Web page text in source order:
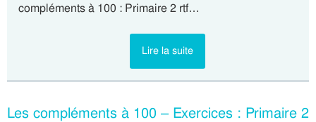
compléments à 100 : Primaire 2 rtf…
Lire la suite
Les compléments à 100 – Exercices : Primaire 2